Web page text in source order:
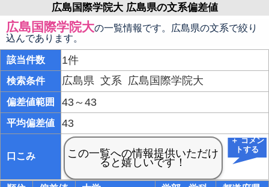
広島国際学院大 広島県の文系偏差値
広島国際学院大の一覧情報です。広島県の文系で絞り
込んであります。
該当件数 1件
検索条件 広島県 文系 広島国際学院大
偏差値範囲 43～43
平均偏差値 43
口こみ
＋ コメン
トする